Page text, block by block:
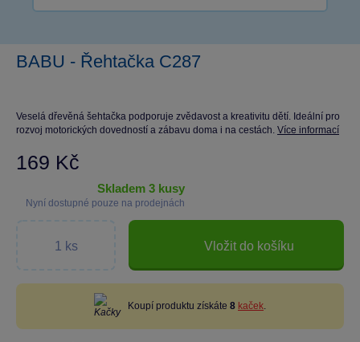
BABU - Řehtačka C287
Veselá dřevěná šehtačka podporuje zvědavost a kreativitu dětí. Ideální pro
rozvoj motorických dovedností a zábavu doma i na cestách. Více informací
169 Kč
skladem 3 kusy
Nyní dostupné pouze na prodejnách
Vložit do košíku
Koupí produktu získáte 8 kaček.